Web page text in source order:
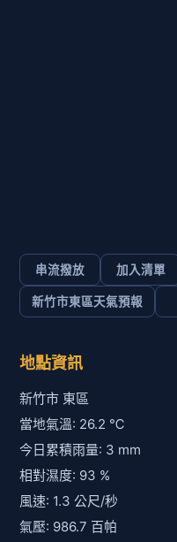
串流撥放 加入清單
新竹市東區天氣預報
地點資訊
新竹市 東區
當地氣溫: 26.2 ℃
今日累積雨量: 3 mm
相對濕度: 93 %
風速: 1.3 公尺/秒
氣壓: 986.7 百帕